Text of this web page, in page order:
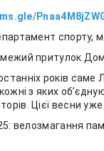
спорту,
притулок
років саме
з яких
Цієї весни уже
велозмагання